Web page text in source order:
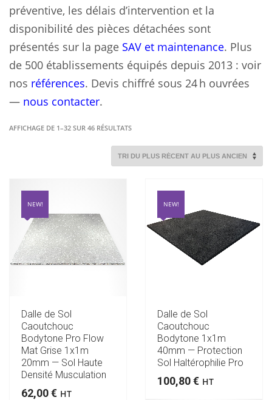
préventive, les délais d’intervention et la
disponibilité des pièces détachées sont
présentés sur la page SAV et maintenance. Plus
de 500 établissements équipés depuis 2013 : voir
nos références. Devis chiffré sous 24 h ouvrées
— nous contacter.
AFFICHAGE DE 1–32 SUR 46 RÉSULTATSTRIÉ
RÉCENT
NEW!
Dalle de Sol
Caoutchouc
Bodytone Pro Flow
Mat Grise 1x1m
20mm — Sol Haute
Densité Musculation
62,00€ HT
NEW!
Dalle de Sol
Caoutchouc
Bodytone 1x1m
40mm — Protection
Sol Haltérophilie Pro
100,80€ HT